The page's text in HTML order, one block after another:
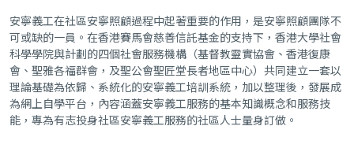
安寧義工在社區安寧照顧過程中起著重要的作用，是安寧照顧團隊不
可或缺的一員。在香港賽馬會慈善信託基金的支持下，香港大學社會
科學學院與計劃的四個社會服務機構（基督教靈實協會、香港復康
會、聖雅各福群會，及聖公會聖匠堂長者地區中心）共同建立一套以
理論基礎為依歸、系統化的安寧義工培訓系統，加以整理後，發展成
為網上自學平台，內容涵蓋安寧義工服務的基本知識概念和服務技
能，專為有志投身社區安寧義工服務的社區人士量身訂做。